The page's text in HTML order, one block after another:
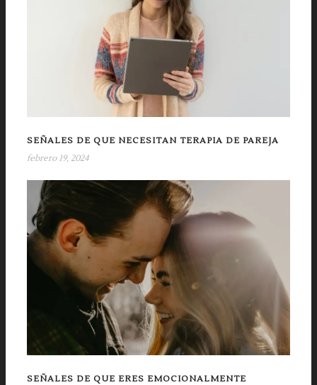
SEÑALES DE QUE NECESITAN TERAPIA DE PAREJA
febrero 19, 2024
SEÑALES DE QUE ERES EMOCIONALMENTE